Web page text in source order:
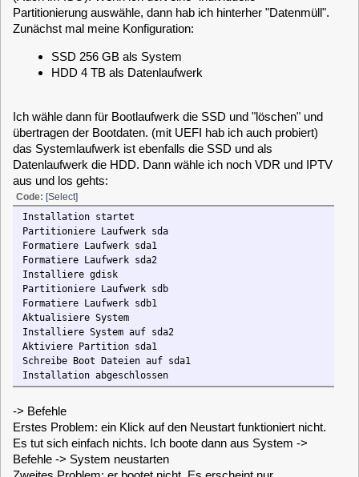
SSD 256 GB als System
HDD 4 TB als Datenlaufwerk
Ich wähle dann für Bootlaufwerk die SSD und "löschen" und
übertragen der Bootdaten. (mit UEFI hab ich auch probiert)
aus und los gehts:
Code:[Select]
Installation startet
Partitioniere Laufwerk sda
Formatiere Laufwerk sda1
Formatiere Laufwerk sda2
Installiere gdisk
Partitioniere Laufwerk sdb
Formatiere Laufwerk sdb1
Aktualisiere System
Installiere System auf sda2
Schreibe Boot Dateien auf sda1
Installation abgeschlossen
-> Befehle
Erstes Problem: ein Klick auf den Neustart funktioniert nicht.
Es tut sich einfach nichts. Ich boote dann aus System ->
Befehle -> System neustarten
Zweites Problem: er bootet nicht. Es erscheint nur
Code:[Select]
warning: no configuration file found
boot:
und jetzt das beste: auch der USB Stick ist danach leer und
formatiert!